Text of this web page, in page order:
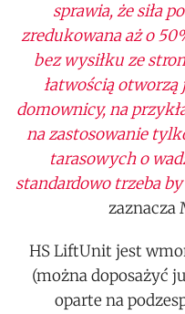
sprawia, że siła
zredukowana aż o
bez wysiłku ze
łatwością
domownicy, na
na zastosowanie
tarasowych o
standardowo trzeba
zaznacza
HS LiftUnit jest
(można doposażyć
oparte na